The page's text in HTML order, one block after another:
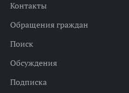
Контакты
Обращения граждан
Поиск
Обсуждения
Подписка